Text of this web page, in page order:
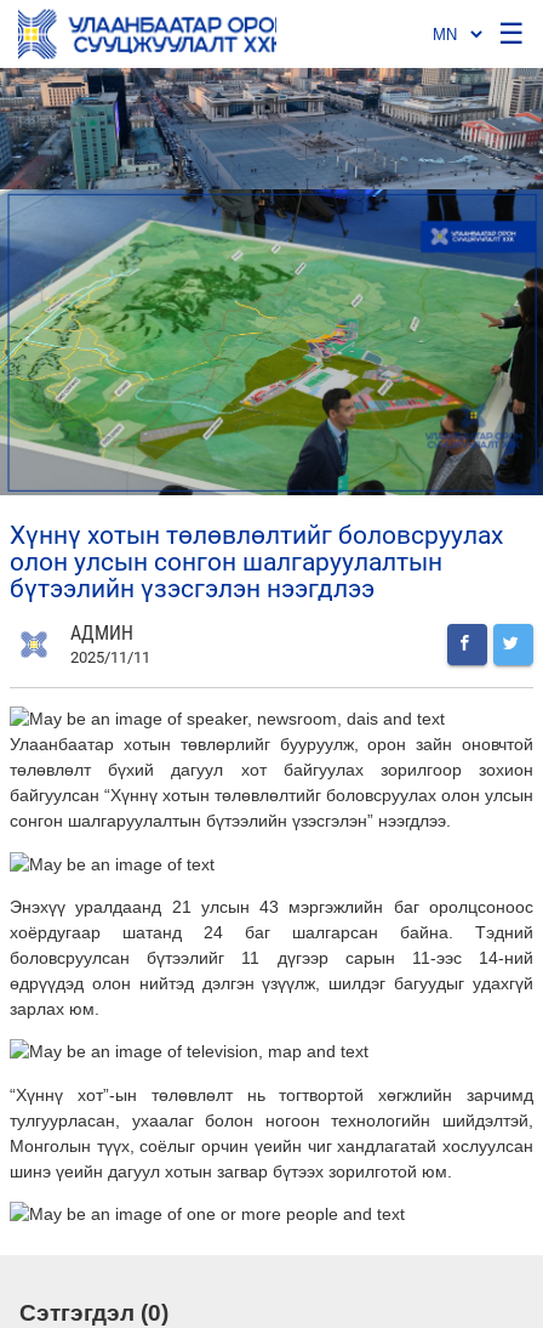
☰
хүннү хотын төлөвлөлтийг боловсруулах
олон улсын сонгон шалгаруулалтын
бүтээлийн үзэсгэлэн нээгдлээ
АДМИН
2025/11/11
Улаанбаатар хотын төвлөрлийг бууруулж, орон зайн оновчтой
төлөвлөлт бүхий дагуул хот байгуулах зорилгоор зохион
байгуулсан “Хүннү хотын төлөвлөлтийг боловсруулах олон улсын
сонгон шалгаруулалтын бүтээлийн үзэсгэлэн” нээгдлээ.
Энэхүү уралдаанд 21 улсын 43 мэргэжлийн баг оролцсоноос
хоёрдугаар шатанд 24 баг шалгарсан байна. Тэдний
боловсруулсан бүтээлийг 11 дүгээр сарын 11-ээс 14-ний
өдрүүдэд олон нийтэд дэлгэн үзүүлж, шилдэг багуудыг удахгүй
зарлах юм.
“Хүннү хот”-ын төлөвлөлт нь тогтвортой хөгжлийн зарчимд
тулгуурласан, ухаалаг болон ногоон технологийн шийдэлтэй,
Монголын түүх, соёлыг орчин үеийн чиг хандлагатай хослуулсан
шинэ үеийн дагуул хотын загвар бүтээх зорилготой юм.
Сэтгэгдэл (0)